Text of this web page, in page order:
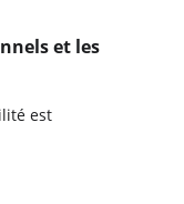
et les
est